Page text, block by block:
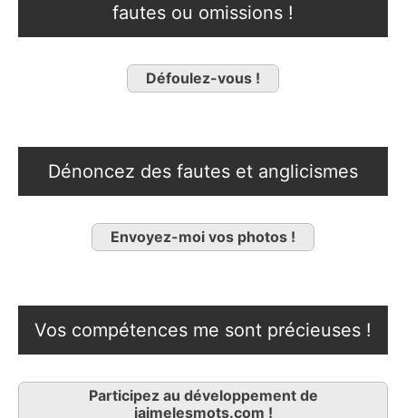
fautes ou omissions !
Défoulez-vous !
Dénoncez des fautes et anglicismes
Envoyez-moi vos photos !
Vos compétences me sont précieuses !
Participez au développement de
jaimelesmots.com !